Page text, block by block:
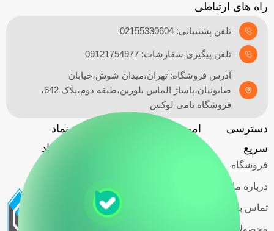
راه های ارتباطی
تلفن پشتیبانی: 02155330604
تلفن پیگیری سفارشات: 09121754977
آدرس فروشگاه: تهران،میدان شوش،خیابان
صابونیان،پاساژ الماس بلورین،طبقه دوم،پلاک 642،
فروشگاه نامی لوکس
دسترسی
سریع
فروشگاه
درباره ما
تماس با ما
محصولات اسمگ
امور مشتریان
نماد
اعتماد